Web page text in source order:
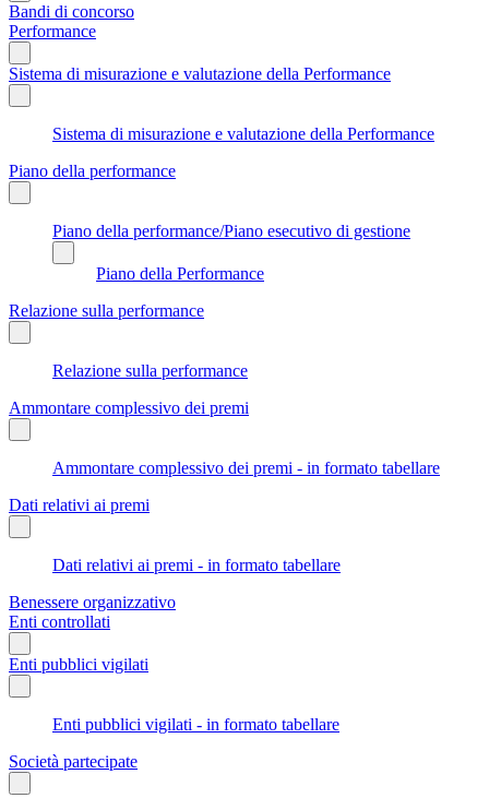
Bandi di concorso
Performance
Sistema di misurazione e valutazione della Performance
Sistema di misurazione e valutazione della Performance
Piano della performance
Piano della performance/Piano esecutivo di gestione
Piano della Performance
Relazione sulla performance
Relazione sulla performance
Ammontare complessivo dei premi
Ammontare complessivo dei premi - in formato tabellare
Dati relativi ai premi
Dati relativi ai premi - in formato tabellare
Benessere organizzativo
Enti controllati
Enti pubblici vigilati
Enti pubblici vigilati - in formato tabellare
Società partecipate